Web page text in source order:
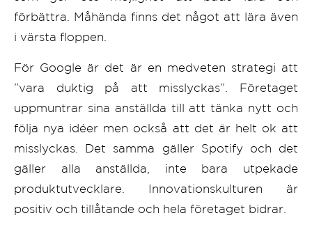
förbättra. Måhända finns det något att lära även
i värsta floppen.
För Google är det är en medveten strategi att
”vara duktig på att misslyckas”. Företaget
uppmuntrar sina anställda till att tänka nytt och
följa nya idéer men också att det är helt ok att
misslyckas. Det samma gäller Spotify och det
gäller alla anställda, inte bara utpekade
produktutvecklare. Innovationskulturen är
positiv och tillåtande och hela företaget bidrar.